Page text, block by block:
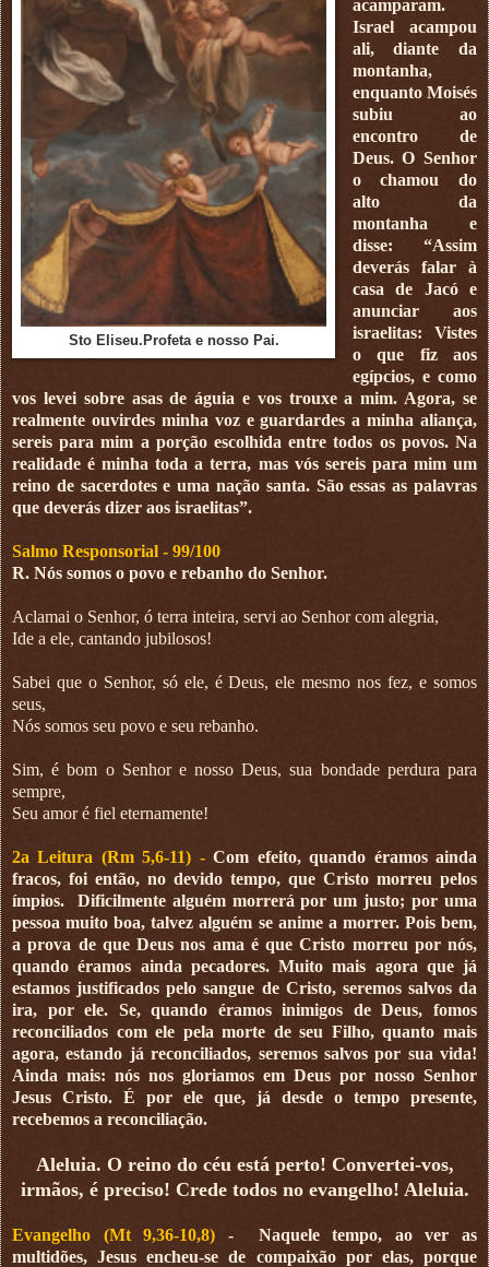
Sto Eliseu.Profeta e nosso Pai.
acamparam.
Israel acampou
ali, diante da
montanha,
enquanto Moisés
subiu ao
encontro de
Deus. O Senhor
o chamou do
alto da
montanha e
disse: “Assim
deverás falar à
casa de Jacó e
anunciar aos
israelitas: Vistes
o que fiz aos
egípcios, e como
vos levei sobre asas de águia e vos trouxe a mim. Agora, se
realmente ouvirdes minha voz e guardardes a minha aliança,
sereis para mim a porção escolhida entre todos os povos. Na
realidade é minha toda a terra, mas vós sereis para mim um
reino de sacerdotes e uma nação santa. São essas as palavras
que deverás dizer aos israelitas”.
Salmo Responsorial - 99/100
R. Nós somos o povo e rebanho do Senhor.
Aclamai o Senhor, ó terra inteira, servi ao Senhor com alegria,
Ide a ele, cantando jubilosos!
Sabei que o Senhor, só ele, é Deus, ele mesmo nos fez, e somos
seus,
Nós somos seu povo e seu rebanho.
Sim, é bom o Senhor e nosso Deus, sua bondade perdura para
sempre,
Seu amor é fiel eternamente!
2a Leitura (Rm 5,6-11) - Com efeito, quando éramos ainda
fracos, foi então, no devido tempo, que Cristo morreu pelos
ímpios.
Dificilmente alguém morrerá por um justo; por uma
pessoa muito boa, talvez alguém se anime a morrer. Pois bem,
a prova de que Deus nos ama é que Cristo morreu por nós,
quando éramos ainda pecadores. Muito mais agora que já
estamos justificados pelo sangue de Cristo, seremos salvos da
ira, por ele. Se, quando éramos inimigos de Deus, fomos
reconcilia­dos com ele pela morte de seu Filho, quanto mais
agora, estando já reconciliados, se­remos­ salvos por sua vida!
Ainda mais: nós nos gloriamos em Deus por nosso Senhor
Jesus Cristo. É por ele que, já desde o tempo presente,
recebemos a reconciliação.
Aleluia. O reino do céu está perto! Convertei-vos,
irmãos, é preciso! Crede todos no evangelho! Aleluia.
Evangelho (Mt 9,36-10,8) -
Naquele tempo, ao ver as
multidões, Jesus encheu-se de compaixão por elas, porque